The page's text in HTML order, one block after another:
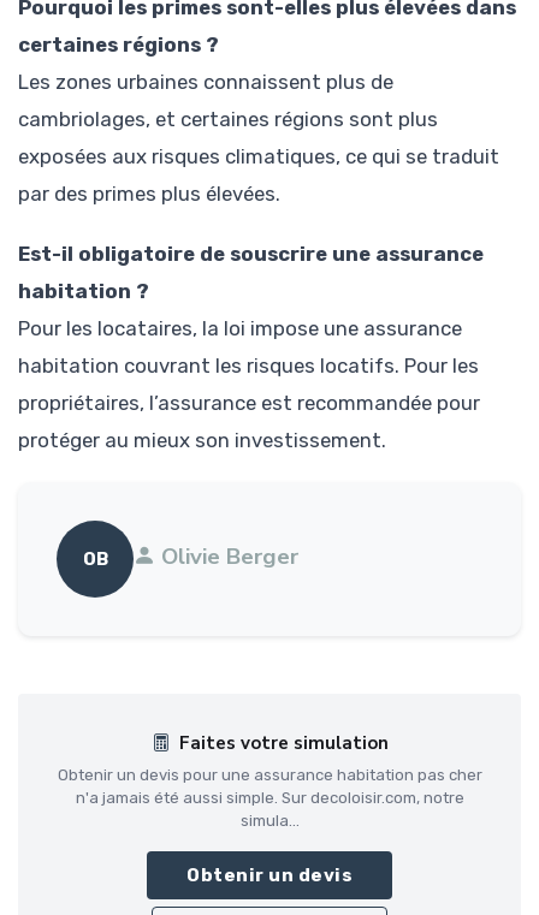
Pourquoi les primes sont-elles plus élevées dans
certaines régions ?
Les zones urbaines connaissent plus de
cambriolages, et certaines régions sont plus
exposées aux risques climatiques, ce qui se traduit
par des primes plus élevées.
Est-il obligatoire de souscrire une assurance
habitation ?
Pour les locataires, la loi impose une assurance
habitation couvrant les risques locatifs. Pour les
propriétaires, l’assurance est recommandée pour
protéger au mieux son investissement.
OB Olivie Berger
Faites votre simulation
Obtenir un devis pour une assurance habitation pas cher
n'a jamais été aussi simple. Sur decoloisir.com, notre
simula...
Obtenir un devis